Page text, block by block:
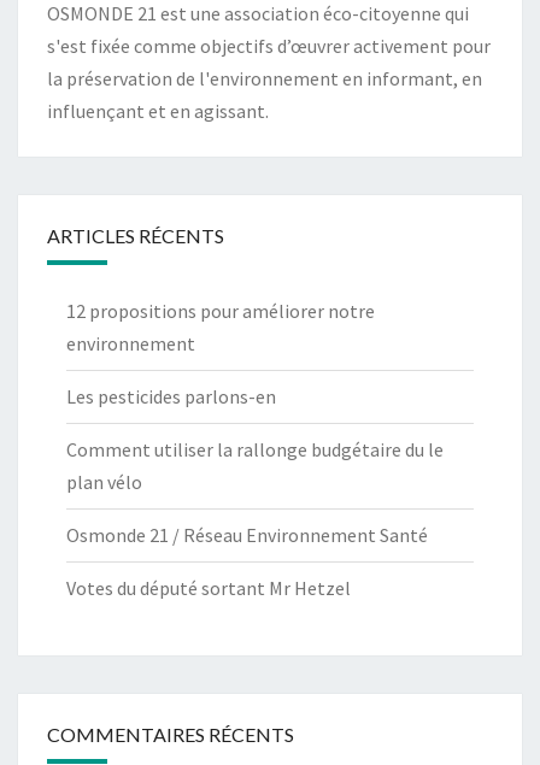
OSMONDE 21 est une association éco-citoyenne qui
s'est fixée comme objectifs d’œuvrer activement pour
la préservation de l'environnement en informant, en
influençant et en agissant.
ARTICLES RÉCENTS
12 propositions pour améliorer notre
environnement
Les pesticides parlons-en
Comment utiliser la rallonge budgétaire du le
plan vélo
Osmonde 21 / Réseau Environnement Santé
Votes du député sortant Mr Hetzel
COMMENTAIRES RÉCENTS